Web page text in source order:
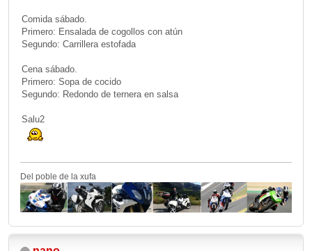
Comida sábado.
Primero: Ensalada de cogollos con atún
Segundo: Carrillera estofada
Cena sábado.
Primero: Sopa de cocido
Segundo: Redondo de ternera en salsa
Salu2
Del poble de la xufa